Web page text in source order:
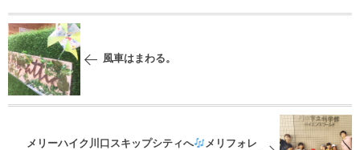
風車はまわる。
メリーハイク川口スキップシティへ
メリフォレ